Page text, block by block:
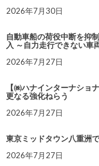
2026年7月30日
自動車船の荷役中断を抑
入 ～自力走行できない車
2026年7月27日
【㈱ハナインターナショ
更なる強化ねらう
2026年7月27日
東京ミッドタウン八重洲
2026年7月27日